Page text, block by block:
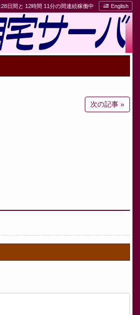
日間と 12時間 11分の間連続稼働中 English
次の記事 »